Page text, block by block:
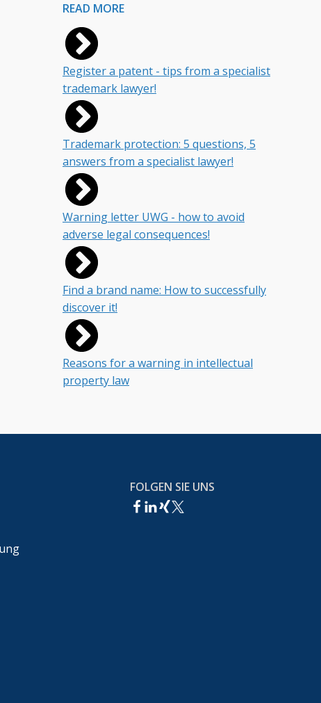
READ MORE
Register a patent - tips from a specialist
trademark lawyer!
Trademark protection: 5 questions, 5
answers from a specialist lawyer!
Warning letter UWG - how to avoid
adverse legal consequences!
Find a brand name: How to successfully
discover it!
Reasons for a warning in intellectual
property law
FOLGEN SIE UNS